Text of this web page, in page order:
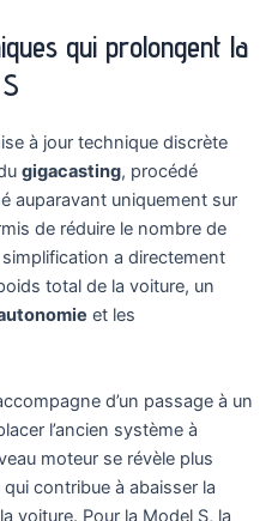
qui prolongent la
à jour technique discrète
gigacasting, procédé
auparavant uniquement sur
de réduire le nombre de
a directement
total de la voiture, un
et les
d’un passage à un
l’ancien système à
moteur se révèle plus
contribue à abaisser la
voiture. Pour la Model S, la